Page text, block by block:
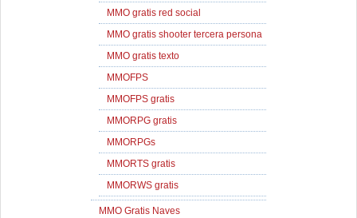
MMO gratis red social
MMO gratis shooter tercera persona
MMO gratis texto
MMOFPS
MMOFPS gratis
MMORPG gratis
MMORPGs
MMORTS gratis
MMORWS gratis
MMO Gratis Naves